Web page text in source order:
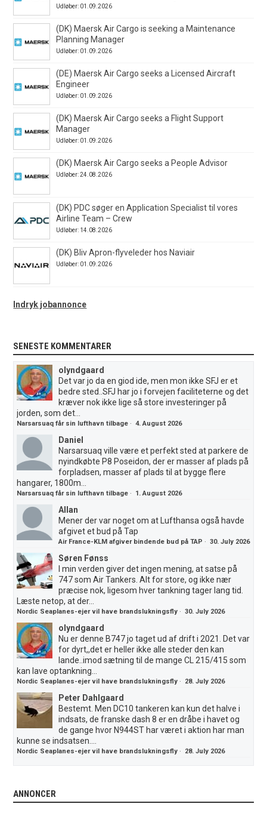
Udløber: 01.09.2026
(DK) Maersk Air Cargo is seeking a Maintenance
Planning Manager
Udløber: 01.09.2026
(DE) Maersk Air Cargo seeks a Licensed Aircraft
Engineer
Udløber: 01.09.2026
(DK) Maersk Air Cargo seeks a Flight Support
Manager
Udløber: 01.09.2026
(DK) Maersk Air Cargo seeks a People Advisor
Udløber: 24.08.2026
(DK) PDC søger en Application Specialist til vores
Airline Team – Crew
Udløber: 14.08.2026
(DK) Bliv Apron-flyveleder hos Naviair
Udløber: 01.09.2026
Indryk jobannonce
SENESTE KOMMENTARER
olyndgaard
Det var jo da en giod ide, men mon ikke SFJ er et
bedre sted..SFJ har jo i forvejen faciliteterne og det
kræver nok ikke lige så store investeringer på
jorden, som det...
Narsarsuaq får sin lufthavn tilbage ·4. August 2026
Daniel
Narsarsuaq ville være et perfekt sted at parkere de
nyindkøbte P8 Poseidon, der er masser af plads på
forpladsen, masser af plads til at bygge flere
hangarer, 1800m...
Narsarsuaq får sin lufthavn tilbage · 1. August 2026
Allan
Mener der var noget om at Lufthansa også havde
afgivet et bud på Tap
Air France-KLM afgiver bindende bud på TAP ·30. July 2026
Søren Fønss
I min verden giver det ingen mening, at satse på
747 som Air Tankers. Alt for store, og ikke nær
præcise nok, ligesom hver tankning tager lang tid.
Læste netop, at der...
Nordic Seaplanes-ejer vil have brandslukningsfly ·30. July 2026
olyndgaard
Nu er denne B747 jo taget ud af drift i 2021. Det var
for dyrt,,det er heller ikke alle steder den kan
lande..imod sætning til de mange CL 215/415 som
kan lave optankning...
Nordic Seaplanes-ejer vil have brandslukningsfly · 28. July 2026
Peter Dahlgaard
Bestemt. Men DC10 tankeren kan kun det halve i
indsats, de franske dash 8 er en dråbe i havet og
de gange hvor N944ST har været i aktion har man
kunne se indsatsen....
Nordic Seaplanes-ejer vil have brandslukningsfly · 28. July 2026
ANNONCER